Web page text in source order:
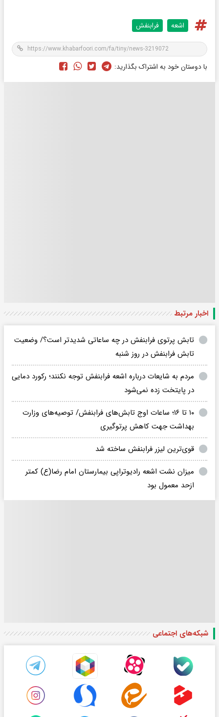
اشعه فرابنفش
با دوستان خود به اشتراک بگذارید:
اخبار مرتبط
تابش پرتوی فرابنفش در چه ساعاتی شدیدتر است؟/ وضعیت
تابش فرابنفش در روز شنبه
مردم به شایعات درباره اشعه فرابنفش توجه نکنند؛ رکورد دمایی
در پایتخت زده نمی‌شود
۱۰ تا ۱۶؛ ساعات اوج تابش‌های فرابنفش/ توصیه‌های وزارت
بهداشت جهت کاهش پرتوگیری
قوی‌ترین لیزر فرابنفش ساخته شد
میزان نشت اشعه رادیوتراپی بیمارستان امام رضا(ع) کمتر
ازحد معمول بود
شبکه‌های اجتماعی